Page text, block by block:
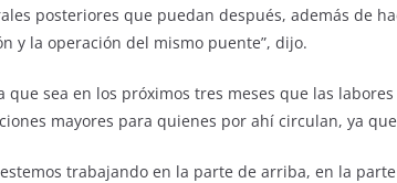
posteriores que puedan después, además de
y la operación del mismo puente”, dijo.
que sea en los próximos tres meses que las
mayores para quienes por ahí circulan, ya
trabajando en la parte de arriba, en la